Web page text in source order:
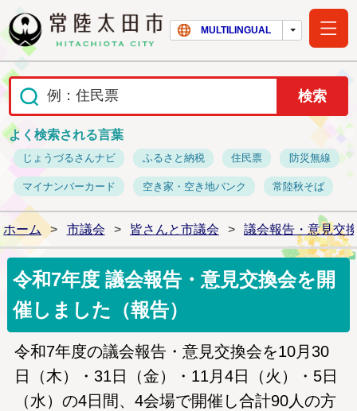
常陸太田市ホー
MULTILINGUAL
よく検索される言葉
じょうづるさんナビ ふるさと納税 住民票 防災無線
マイナンバーカード 空き家・空き地バンク 常陸秋そば
ホーム > 市議会 > 皆さんと市議会 > 議会報告・意見交
令和7年度 議会報告・意見交換会を開
催しました（報告）
令和7年度の議会報告・意見交換会を10月30
日（木）・31日（金）・11月4日（火）・5日
（水）の4日間、4会場で開催し合計90人の方